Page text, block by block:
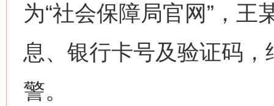
为“社会保障局官网”，
息、银行卡号及验证码
警。